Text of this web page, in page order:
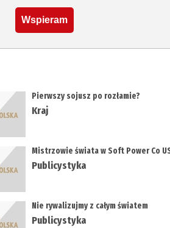
Wspieram
Pierwszy sojusz po rozłamie?
Kraj
Mistrzowie świata w Soft Power Co
Publicystyka
Nie rywalizujmy z całym światem
Publicystyka